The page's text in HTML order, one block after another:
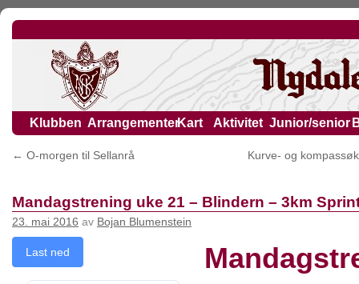
Klubben ArrangementerKart Aktivitet Junior/senior
← O-morgen til Sellanrå Kurve- og
Mandagstrening uke 21 – Blindern – 3km
23. mai 2016 av Bojan Blumenstein
Last ned